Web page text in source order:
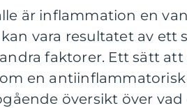
är inflammation en
vara resultatet av ett
faktorer. Ett sätt
en
översikt över